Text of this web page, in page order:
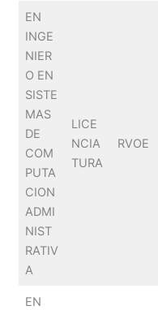
EN
INGE
NIER
O EN
SISTE
MAS
DE
COM
PUTA
CION
ADMI
NIST
RATIV
A
LICE
NCIA
TURA
RVOE
EN